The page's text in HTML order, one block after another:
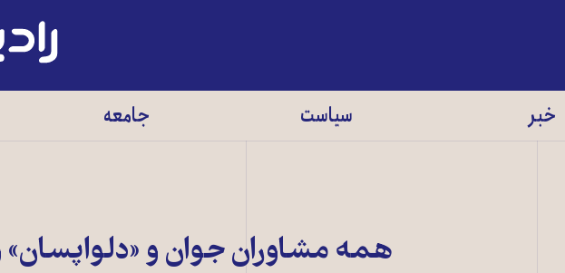
رادیو
زمانه
خبر سیاست جامعه
همه مشاوران جوان و «دلواپسان»